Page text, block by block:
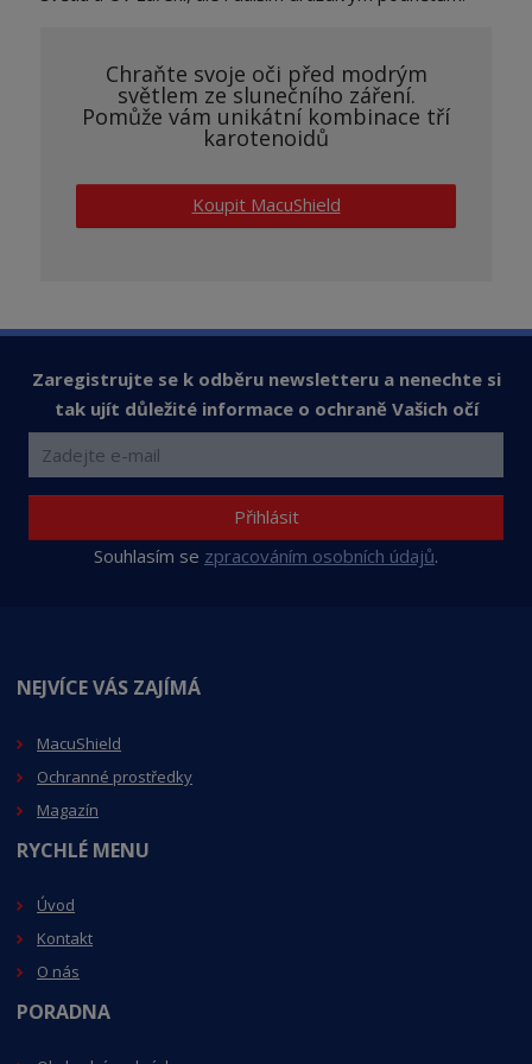
Chraňte svoje oči před modrým
světlem ze slunečního záření.
Pomůže vám unikátní kombinace tří
karotenoidů
Koupit MacuShield
Zaregistrujte se k odběru newsletteru a nenechte si
tak ujít důležité informace o ochraně Vašich očí
Přihlásit
Souhlasím se zpracováním osobních údajů.
NEJVÍCE VÁS ZAJÍMÁ
MacuShield
Ochranné prostředky
Magazín
RYCHLÉ MENU
Úvod
Kontakt
O nás
PORADNA